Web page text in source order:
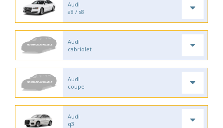
Audi
a8 / s8
Audi
cabriolet
Audi
coupe
Audi
q3